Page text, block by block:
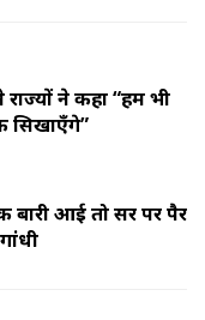
राज्यों ने कहा “हम भी
बारी आई तो सर पर पैर